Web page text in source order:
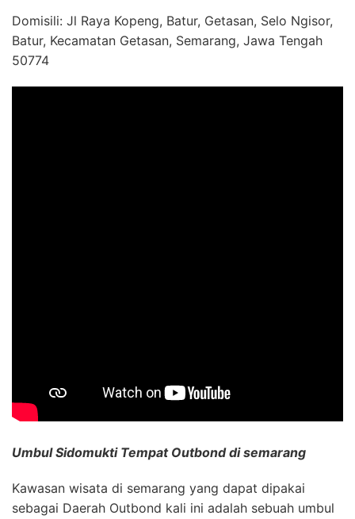
Domisili: Jl Raya Kopeng, Batur, Getasan, Selo Ngisor,
Batur, Kecamatan Getasan, Semarang, Jawa Tengah
50774
Umbul Sidomukti Tempat Outbond di semarang
Kawasan wisata di semarang yang dapat dipakai
sebagai Daerah Outbond kali ini adalah sebuah umbul